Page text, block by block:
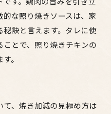
な照り焼きソースは、家
訣と言えます。タレに使
とで、照り焼きチキンの
。
、焼き加減の見極め方は